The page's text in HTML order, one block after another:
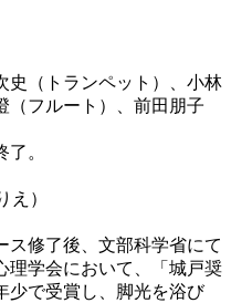
（トランペット）、小林
（フルート）、前田朋子
。
）
修了後、文部科学省にて
理学会において、「城戸奨
少で受賞し、脚光を浴び